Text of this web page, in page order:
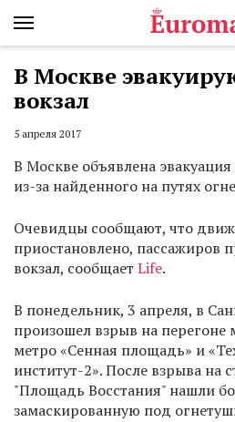
В Москве
вокзал
5 апреля 2017
В Москве объявлена
из-за найденного на путях
Очевидцы сообщают, что
приостановлено, пассажиров
вокзал, сообщает Life.
В понедельник, 3 апреля, в
произошел взрыв на
метро «Сенная площадь» и
институт-2». После взрыва на
"Площадь Восстания" нашли
замаскированную под